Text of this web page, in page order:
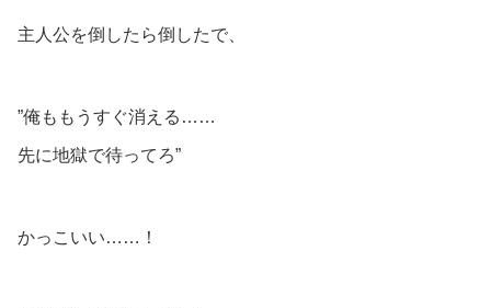
主人公を倒したら倒したで、
”俺ももうすぐ消える……
先に地獄で待ってろ”
かっこいい……！